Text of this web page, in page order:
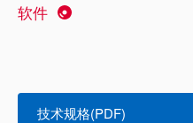
软件
技术规格(PDF)